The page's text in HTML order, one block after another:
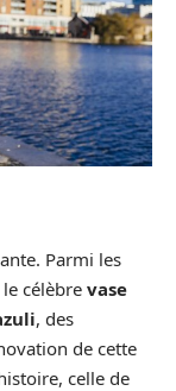
Parmi les
célèbre vase
, des
de cette
celle de